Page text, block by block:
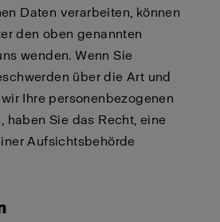
Daten verarbeiten, können
den oben genannten
wenden. Wenn Sie
über die Art und
Ihre personenbezogenen
haben Sie das Recht, eine
Aufsichtsbehörde